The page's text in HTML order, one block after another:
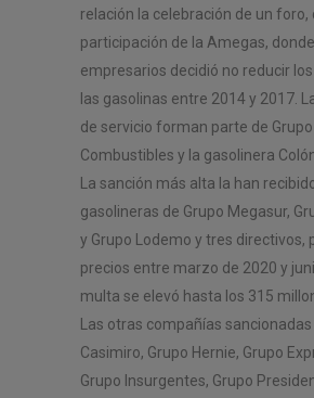
relación la celebración de un foro,
participación de la Amegas,
empresarios decidió no reducir
las gasolinas entre 2014 y 2017.
de servicio forman parte de Grupo
Combustibles y la gasolinera
La sanción más alta la han
gasolineras de Grupo Megasur,
y Grupo Lodemo y tres directivos,
precios entre marzo de 2020 y
multa se elevó hasta los 315
Las otras compañías sancionadas
Casimiro, Grupo Hernie, Grupo
Grupo Insurgentes, Grupo